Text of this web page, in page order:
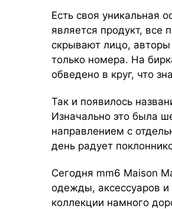
Есть своя уникальная
является продукт,
скрывают лицо,
только номера. На
обведено в круг, что
Так и появилось
Изначально это была
направлением с
день радует
Сегодня mm6 Maison
одежды, аксессуаров
коллекции намного